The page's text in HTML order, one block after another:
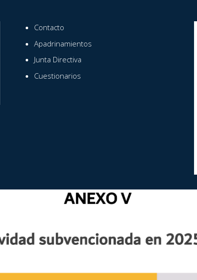
Contacto
Apadrinamientos
Junta Directiva
Cuestionarios